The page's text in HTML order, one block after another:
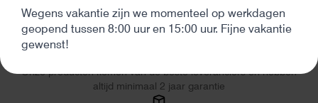
Onze producten komen van de beste leveranciers en hebben
altijd minimaal 2 jaar garantie
Onze producten komen van de beste leveranciers en hebben
altijd minimaal 2 jaar garantie
Wegens vakantie zijn we momenteel op werkdagen
geopend tussen 8:00 uur en 15:00 uur. Fijne vakantie
gewenst!